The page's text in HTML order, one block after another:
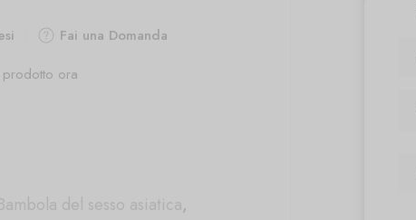
Fai una Domanda
prodotto ora
del sesso asiatica,